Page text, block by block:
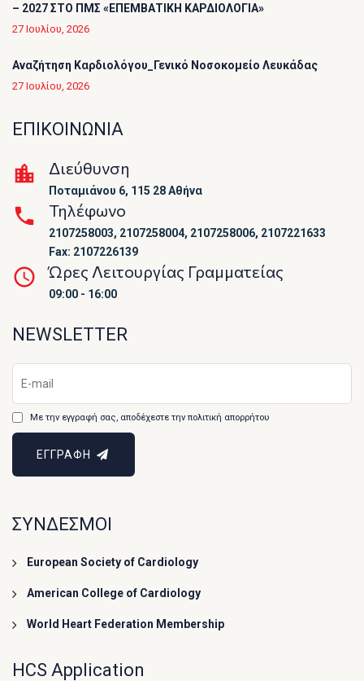
– 2027 ΣΤΟ ΠΜΣ «ΕΠΕΜΒΑΤΙΚΗ ΚΑΡΔΙΟΛΟΓΙΑ»
27 Ιουλίου, 2026
Αναζήτηση Καρδιολόγου_Γενικό Νοσοκομείο Λευκάδας
27 Ιουλίου, 2026
ΕΠΙΚΟΙΝΩΝΙΑ
Διεύθυνση
Ποταμιάνου 6, 115 28 Αθήνα
Τηλέφωνο
2107258003, 2107258004, 2107258006, 2107221633
Fax: 2107226139
Ώρες Λειτουργίας Γραμματείας
09:00 - 16:00
NEWSLETTER
Με την εγγραφή σας, αποδέχεστε την πολιτική απορρήτου
ΕΓΓΡΑΦΗ
ΣΥΝΔΕΣΜΟΙ
European Society of Cardiology
American College of Cardiology
World Heart Federation Membership
HCS Application